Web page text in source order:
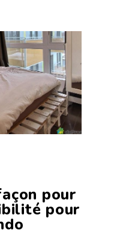
pour
pour